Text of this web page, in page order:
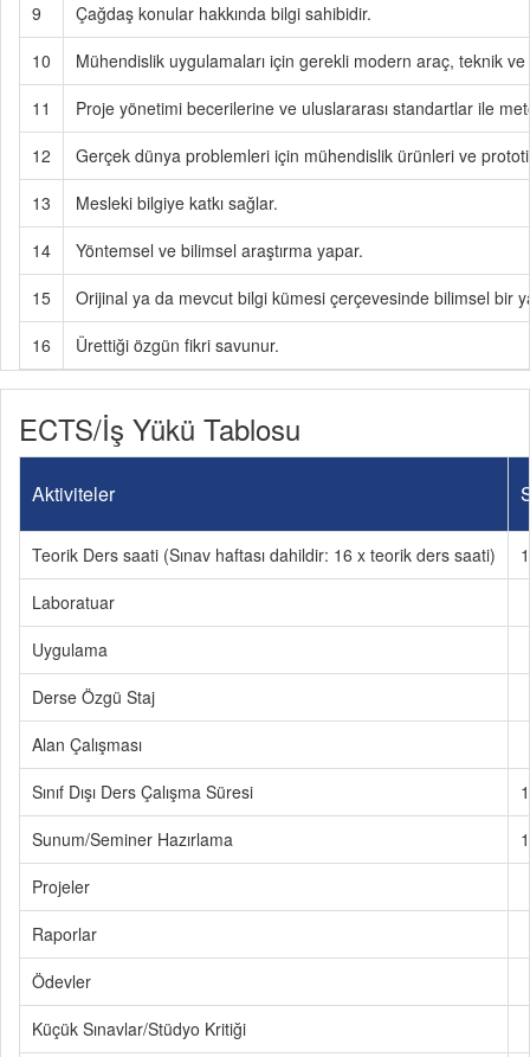
9
Çağdaş konular hakkında bilgi sahibidir.
10
Mühendislik uygulamaları için gerekli modern araç, teknik ve
11
Proje yönetimi becerilerine ve uluslararası standartlar ile
12
Gerçek dünya problemleri için mühendislik ürünleri ve
13
Mesleki bilgiye katkı sağlar.
14
Yöntemsel ve bilimsel araştırma yapar.
15
Orijinal ya da mevcut bilgi kümesi çerçevesinde bilimsel bir
16
Ürettiği özgün fikri savunur.
ECTS/İş Yükü Tablosu
Aktiviteler
Teorik Ders saati (Sınav haftası dahildir: 16 x teorik ders saati)
Laboratuar
Uygulama
Derse Özgü Staj
Alan Çalışması
Sınıf Dışı Ders Çalışma Süresi
Sunum/Seminer Hazırlama
1
Projeler
Raporlar
Ödevler
Küçük Sınavlar/Stüdyo Kritiği